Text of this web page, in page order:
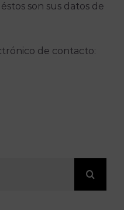
éstos son sus datos de
de contacto: